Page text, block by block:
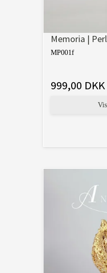
Memoria |
MP001f
999,00 DKK